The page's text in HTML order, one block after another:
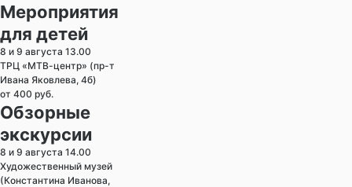
Мероприятия
для детей
8 и 9 августа 13.00
ТРЦ «МТВ-центр» (пр-т
Ивана Яковлева, 4б)
от 400 руб.
Обзорные
экскурсии
8 и 9 августа 14.00
Художественный музей
(Константина Иванова,